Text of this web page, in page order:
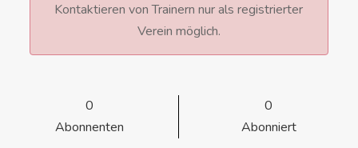
Kontaktieren von Trainern nur als registrierter
Verein möglich.
0
Abonnenten
0
Abonniert